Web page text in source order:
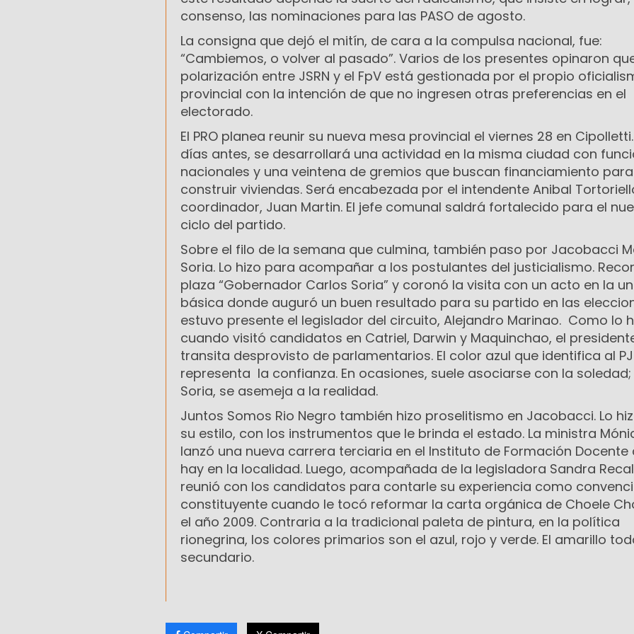
consenso, las nominaciones para las PASO de agosto.
La consigna que dejó el mitín, de cara a la compulsa nacional, fue:
“Cambiemos, o volver al pasado”. Varios de los presentes opinaron
polarización entre JSRN y el FpV está gestionada por el propio
provincial con la intención de que no ingresen otras preferencias en el
electorado.
El PRO planea reunir su nueva mesa provincial el viernes 28 en
días antes, se desarrollará una actividad en la misma ciudad con
nacionales y una veintena de gremios que buscan financiamiento para
construir viviendas. Será encabezada por el intendente Anibal
coordinador, Juan Martin. El jefe comunal saldrá fortalecido para el
ciclo del partido.
Sobre el filo de la semana que culmina, también paso por Jacobacci
Soria. Lo hizo para acompañar a los postulantes del justicialismo.
plaza “Gobernador Carlos Soria” y coronó la visita con un acto en la
básica donde auguró un buen resultado para su partido en las
estuvo presente el legislador del circuito, Alejandro Marinao. Como lo
cuando visitó candidatos en Catriel, Darwin y Maquinchao, el
transita desprovisto de parlamentarios. El color azul que identifica al PJ
representa la confianza. En ocasiones, suele asociarse con la
Soria, se asemeja a la realidad.
Juntos Somos Rio Negro también hizo proselitismo en Jacobacci. Lo
su estilo, con los instrumentos que le brinda el estado. La ministra
lanzó una nueva carrera terciaria en el Instituto de Formación Docente
hay en la localidad. Luego, acompañada de la legisladora Sandra
reunió con los candidatos para contarle su experiencia como
constituyente cuando le tocó reformar la carta orgánica de Choele
el año 2009. Contraria a la tradicional paleta de pintura, en la política
rionegrina, los colores primarios son el azul, rojo y verde. El amarillo
secundario.